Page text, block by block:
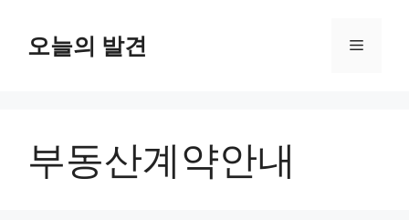
오늘의 발견 메
부동산계약안내